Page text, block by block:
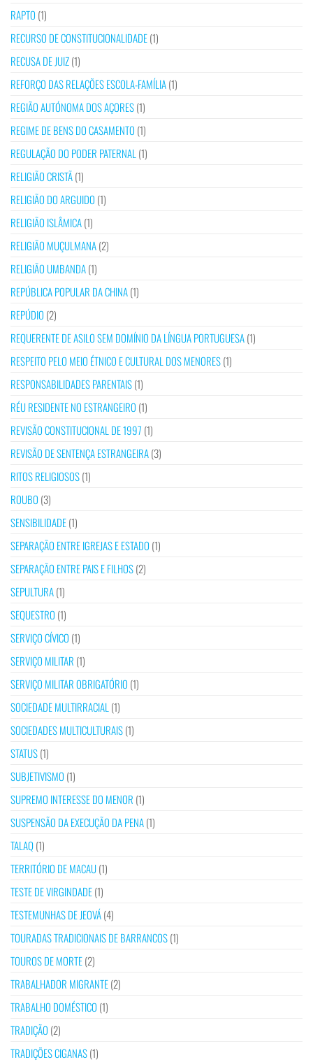
RAPTO (1)
RECURSO DE CONSTITUCIONALIDADE(1)
RECUSA DE JUIZ(1)
REFORÇO DAS RELAÇÕES ESCOLA-FAMÍLIA(1)
REGIÃO AUTÓNOMA DOS AÇORES(1)
REGIME DE BENS DO CASAMENTO (1)
REGULAÇÃO DO PODER PATERNAL(1)
RELIGIÃO CRISTÃ(1)
RELIGIÃO DO ARGUIDO (1)
RELIGIÃO ISLÂMICA(1)
RELIGIÃO MUÇULMANA(2)
RELIGIÃO UMBANDA(1)
REPÚBLICA POPULAR DA CHINA(1)
REPÚDIO (2)
REQUERENTE DE ASILO SEM DOMÍNIO DA LÍNGUA PORTUGUESA(1)
RESPEITO PELO MEIO ÉTNICO E CULTURAL DOS MENORES(1)
RESPONSABILIDADES PARENTAIS(1)
RÉU RESIDENTE NO ESTRANGEIRO (1)
REVISÃO CONSTITUCIONAL DE 1997 (1)
REVISÃO DE SENTENÇA ESTRANGEIRA(3)
RITOS RELIGIOSOS(1)
ROUBO (3)
SENSIBILIDADE(1)
SEPARAÇÃO ENTRE IGREJAS E ESTADO (1)
SEPARAÇÃO ENTRE PAIS E FILHOS(2)
SEPULTURA(1)
SEQUESTRO (1)
SERVIÇO CÍVICO (1)
SERVIÇO MILITAR (1)
SERVIÇO MILITAR OBRIGATÓRIO (1)
SOCIEDADE MULTIRRACIAL(1)
SOCIEDADES MULTICULTURAIS(1)
STATUS(1)
SUBJETIVISMO (1)
SUPREMO INTERESSE DO MENOR (1)
SUSPENSÃO DA EXECUÇÃO DA PENA(1)
TALAQ(1)
TERRITÓRIO DE MACAU(1)
TESTE DE VIRGINDADE(1)
TESTEMUNHAS DE JEOVÁ(4)
TOURADAS TRADICIONAIS DE BARRANCOS(1)
TOUROS DE MORTE(2)
TRABALHADOR MIGRANTE(2)
TRABALHO DOMÉSTICO (1)
TRADIÇÃO (2)
TRADIÇÕES CIGANAS(1)